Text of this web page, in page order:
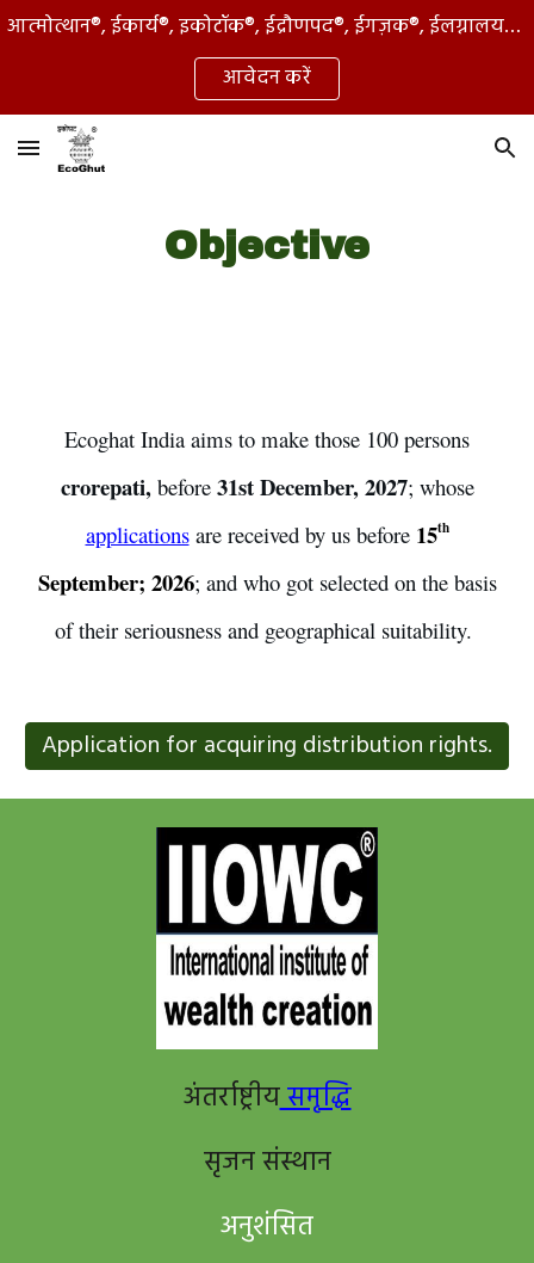
आत्मोत्थान®, ईकार्य®, इकोटॉक®, ईद्रौणपद®, ईगज़क®, ईलग्नालय®, ईलेंक®, गिफ्टोरिअम®, ऑघी®, विहारालय® एवम् इकोघट® हैतु तहसील स्तर पर वितरक बनिये
आवेदन करें
Objective
Ecoghat India aims to make those 100 persons
crorepati,before 31st December, 2027; whose
applications are received by us before 15th
September; 2026; and who got selected on the basis
of their seriousness and geographical suitability.
Application for acquiring distribution rights.
अंतर्राष्ट्रीयसमृद्धि
सृजन संस्थान
अनुशंसित